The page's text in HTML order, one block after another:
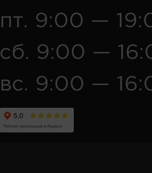
пт. 9:00 —
сб. 9:00 —
вс. 9:00 —